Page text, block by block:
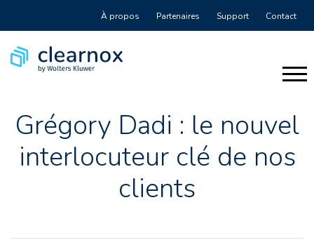
À propos Partenaires Support Contact
Grégory Dadi : le nouvel
interlocuteur clé de nos
clients